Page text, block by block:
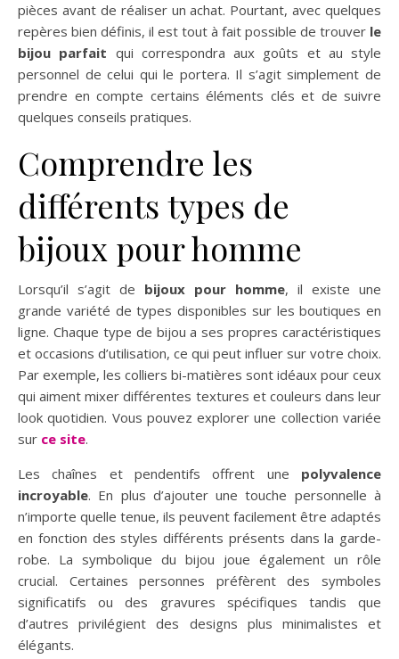
pièces avant de réaliser un achat. Pourtant, avec quelques
repères bien définis, il est tout à fait possible de trouver le
bijou parfait qui correspondra aux goûts et au style
personnel de celui qui le portera. Il s’agit simplement de
prendre en compte certains éléments clés et de suivre
quelques conseils pratiques.
Comprendre les
différents types de
bijoux pour homme
Lorsqu’il s’agit de bijoux pour homme, il existe une
grande variété de types disponibles sur les boutiques en
ligne. Chaque type de bijou a ses propres caractéristiques
et occasions d’utilisation, ce qui peut influer sur votre choix.
Par exemple, les colliers bi-matières sont idéaux pour ceux
qui aiment mixer différentes textures et couleurs dans leur
look quotidien. Vous pouvez explorer une collection variée
sur ce site.
Les chaînes et pendentifs offrent une polyvalence
incroyable. En plus d’ajouter une touche personnelle à
n’importe quelle tenue, ils peuvent facilement être adaptés
en fonction des styles différents présents dans la garde-
robe. La symbolique du bijou joue également un rôle
crucial. Certaines personnes préfèrent des symboles
significatifs ou des gravures spécifiques tandis que
d’autres privilégient des designs plus minimalistes et
élégants.